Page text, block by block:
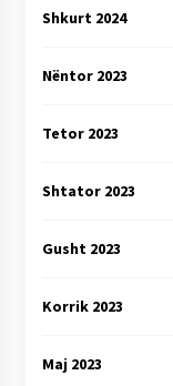
Shkurt 2024
Nëntor 2023
Tetor 2023
Shtator 2023
Gusht 2023
Korrik 2023
Maj 2023